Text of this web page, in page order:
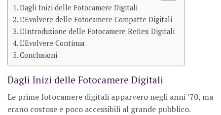
Dagli Inizi delle Fotocamere Digitali
L’Evolvere delle Fotocamere Compatte Digitali
L’Introduzione delle Fotocamere Reflex Digitali
L’Evolvere Continua
Conclusioni
Dagli Inizi delle Fotocamere Digitali
Le prime fotocamere digitali apparvero negli anni ’70, ma
erano costose e poco accessibili al grande pubblico.